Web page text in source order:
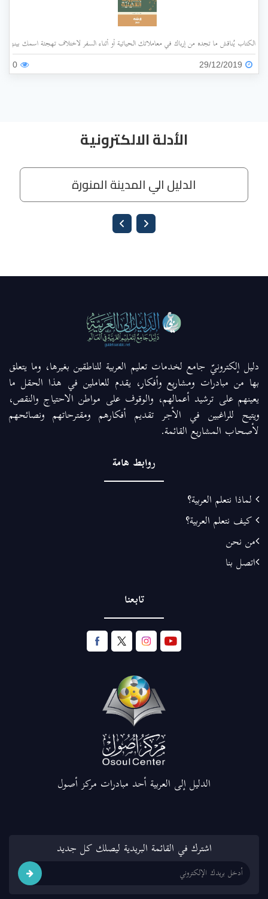
الكتاب يُناقش ما تجده من إرباك في معاملاتك الحياتية أو أثناء السفر لاختلاف تهجئة اسمك بينها
29/12/2019
0
دليل إلكترونيّ جامع لخدمات تعليم العربية للناطقين بغيرها، وما يتعلق
بها من مبادرات ومشاريع وأفكار، يقدم للعاملين في هذا الحقل ما
يعينهم على ترشيد أعمالهم، والوقوف على مواطن الاحتياج والنقص،
ويتيح للراغبين في الأجر تقديم أفكارهم ومقترحاتهم ونصائحهم
لأصحاب المشاريع القائمة.
روابط هامة
لماذا نتعلم العربية؟
كيف نتعلم العربية؟
من نحن
اتصل بنا
تابعنا
الدليل إلى العربية أحد مبادرات مركز أصول
اشترك في القائمة البريدية ليصلك كل جديد